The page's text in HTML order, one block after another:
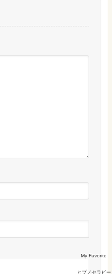
My Favorite
ヒプノセラピー